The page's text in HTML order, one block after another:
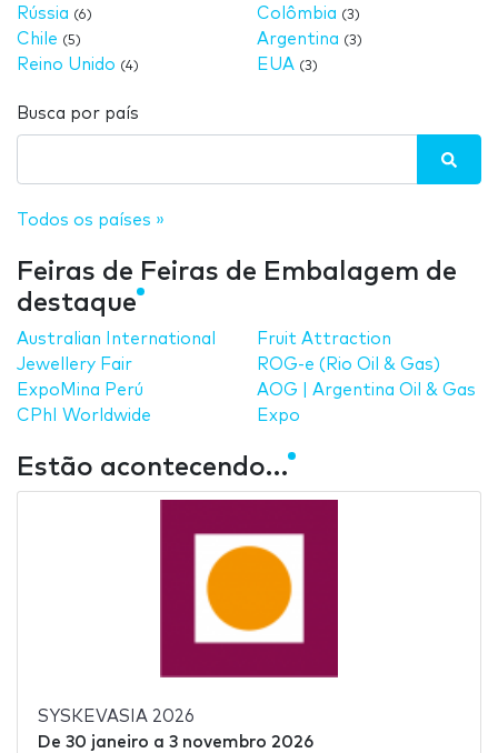
Rússia (6)
Chile (5)
Reino Unido (4)
Colômbia (3)
Argentina (3)
EUA (3)
Busca por país
Todos os países »
Feiras de Feiras de Embalagem de
destaque
Australian International
Jewellery Fair
ExpoMina Perú
CPhI Worldwide
Fruit Attraction
ROG-e (Rio Oil & Gas)
AOG | Argentina Oil & Gas
Expo
Estão acontecendo…
SYSKEVASIA 2026
De 30 janeiro a 3 novembro 2026